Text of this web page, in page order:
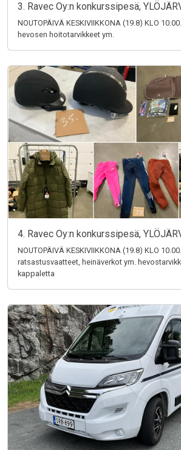
3. Ravec Oy:n konkurssipesä,
NOUTOPÄIVÄ KESKIVIIKKONA (19.8) KLO
hevosen hoitotarvikkeet ym.
4. Ravec Oy:n konkurssipesä,
NOUTOPÄIVÄ KESKIVIIKKONA (19.8) KLO
ratsastusvaatteet, heinäverkot ym.
kappaletta